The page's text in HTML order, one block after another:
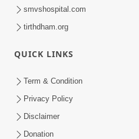
smvshospital.com
tirthdham.org
QUICK LINKS
Term & Condition
Privacy Policy
Disclaimer
Donation